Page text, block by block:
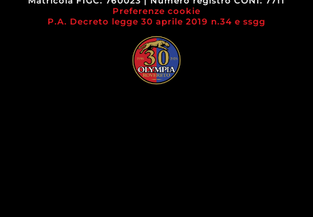
Preferenze cookie
P.A. Decreto legge 30 aprile 2019 n.34 e ssgg